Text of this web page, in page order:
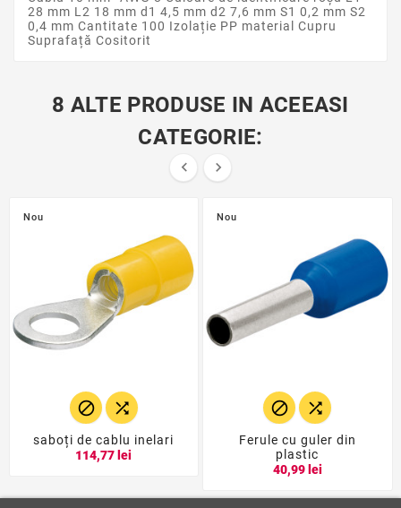
28 mm L2 18 mm d1 4,5 mm d2 7,6 mm S1 0,2 mm S2
0,4 mm Cantitate 100 Izolație PP material Cupru
Suprafață Cositorit
8 ALTE PRODUSE IN ACEEASI
CATEGORIE:
 
Nou
 
saboți de cablu inelari
114,77 lei
Nou
 
Ferule cu guler din
plastic
40,99 lei